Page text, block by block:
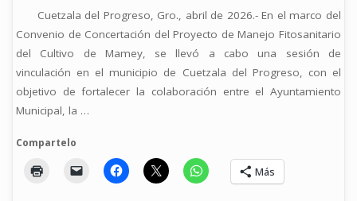
Cuetzala del Progreso, Gro., abril de 2026.- En el marco del
Convenio de Concertación del Proyecto de Manejo Fitosanitario
del Cultivo de Mamey, se llevó a cabo una sesión de
vinculación en el municipio de Cuetzala del Progreso, con el
objetivo de fortalecer la colaboración entre el Ayuntamiento
Municipal, la …
Compartelo
Más